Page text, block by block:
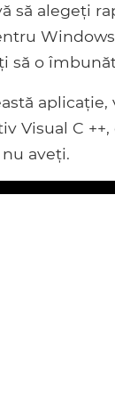
să alegeți
să o
Visual C
aveți.